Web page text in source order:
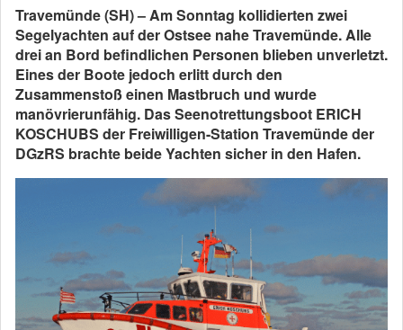
Travemünde (SH) – Am Sonntag kollidierten zwei
Segelyachten auf der Ostsee nahe Travemünde. Alle
drei an Bord befindlichen Personen blieben unverletzt.
Eines der Boote jedoch erlitt durch den
Zusammenstoß einen Mastbruch und wurde
manövrierunfähig. Das Seenotrettungsboot ERICH
KOSCHUBS der Freiwilligen-Station Travemünde der
DGzRS brachte beide Yachten sicher in den Hafen.